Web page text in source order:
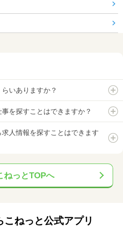
いありますか？
を探すことはできますか？
人情報を探すことはできます
ねっとTOPへ
こねっと公式アプリ